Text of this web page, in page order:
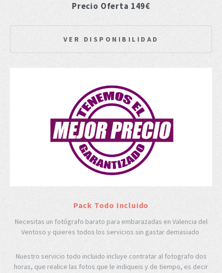
Precio Oferta 149€
VER DISPONIBILIDAD
Pack Todo Incluido
Necesitas un fotógrafo barato para embarazadas en Valencia del
Ventoso y quieres todos los servicios sin gastar demasiado
Nuestro servicio todo incluido incluye contratar al fotografo dos
horas, que realice las fotos que le indiqueis y de tiempo, es decir